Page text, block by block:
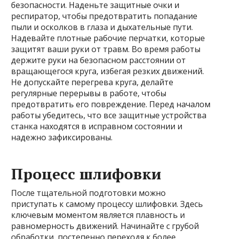
безопасности. Наденьте защитные очки и
респиратор, чтобы предотвратить попадание
пыли и осколков в глаза и дыхательные пути.
Надевайте плотные рабочие перчатки, которые
защитят ваши руки от травм. Во время работы
держите руки на безопасном расстоянии от
вращающегося круга, избегая резких движений.
Не допускайте перегрева круга, делайте
регулярные перерывы в работе, чтобы
предотвратить его повреждение. Перед началом
работы убедитесь, что все защитные устройства
станка находятся в исправном состоянии и
надежно зафиксированы.
Процесс шлифовки
После тщательной подготовки можно
приступать к самому процессу шлифовки. Здесь
ключевым моментом является плавность и
равномерность движений. Начинайте с грубой